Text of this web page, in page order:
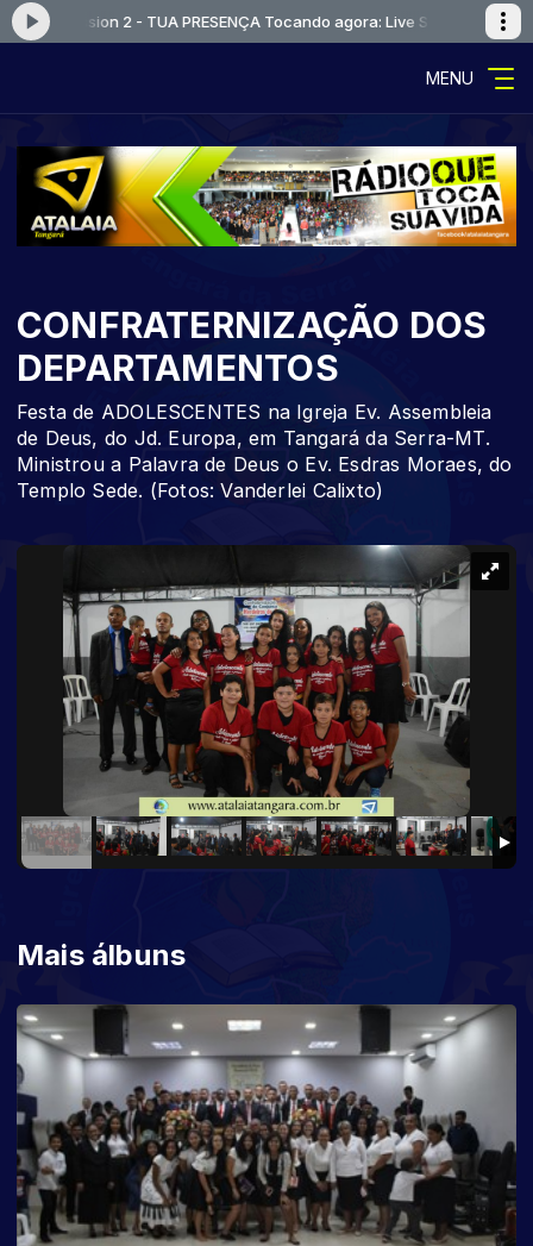
Session 2 - TUA PRESENÇATocando agora: Live Session 2 - TUA
MENU
CONFRATERNIZAÇÃO DOS
DEPARTAMENTOS
Festa de ADOLESCENTES na Igreja Ev. Assembleia
de Deus, do Jd. Europa, em Tangará da Serra-MT.
Ministrou a Palavra de Deus o Ev. Esdras Moraes, do
Templo Sede. (Fotos: Vanderlei Calixto)
Mais álbuns